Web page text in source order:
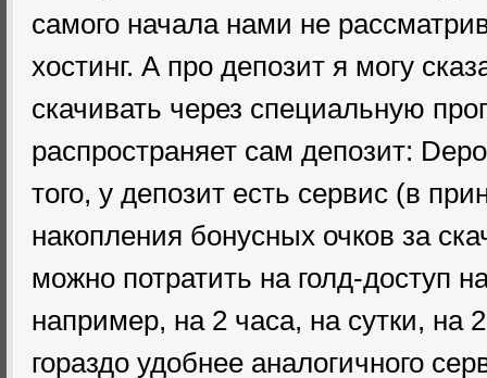
самого начала нами не
хостинг. А про депозит я могу
скачивать через специальную
распространяет сам депозит:
того, у депозит есть сервис (в
накопления бонусных очков за
можно потратить на голд-доступ
например, на 2 часа, на сутки, на
гораздо удобнее аналогичного